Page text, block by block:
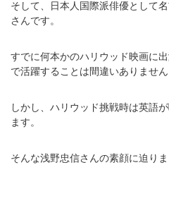
そして、日本人国際派俳優として
さんです。
すでに何本かのハリウッド映画に
で活躍することは間違いありません
しかし、ハリウッド挑戦時は英語
ます。
そんな浅野忠信さんの素顔に迫りま